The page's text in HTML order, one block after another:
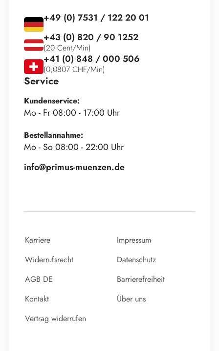
Service
Kundenservice:
Mo - Fr 08:00 - 17:00 Uhr
Bestellannahme:
Mo - So 08:00 - 22:00 Uhr
info@primus-muenzen.de
+49 (0) 7531 / 122 20 01
+43 (0) 820 / 90 1252
(20 Cent/Min)
+41 (0) 848 / 000 506
(0,0807 CHF/Min)
Karriere
Impressum
Widerrufsrecht
Datenschutz
AGB DE
Barrierefreiheit
Kontakt
Über uns
Vertrag widerrufen